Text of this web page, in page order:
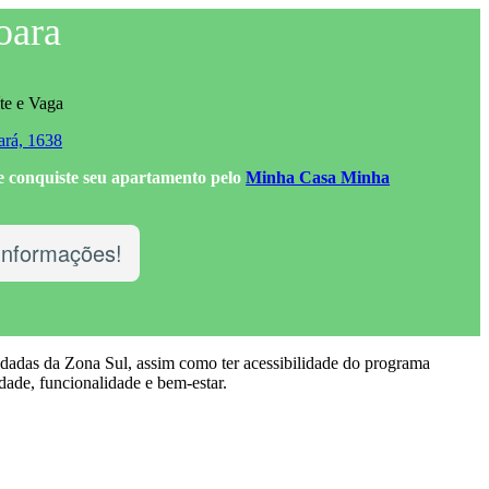
e Vaga
1638
conquiste seu apartamento peloMinha Casa Minha
da Zona Sul, assim como ter acessibilidade do programa
funcionalidade e bem-estar.